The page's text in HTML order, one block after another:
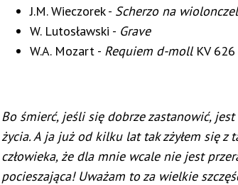
J.M. Wieczorek - Scherzo na
W. Lutosławski - Grave
W.A. Mozart - Requiem d-mollKV 626
Bo śmierć, jeśli się dobrze zastanowić,
życia. A ja już od kilku lat tak zżyłem się z
człowieka, że dla mnie wcale nie jest
pocieszająca! Uważam to za wielkie